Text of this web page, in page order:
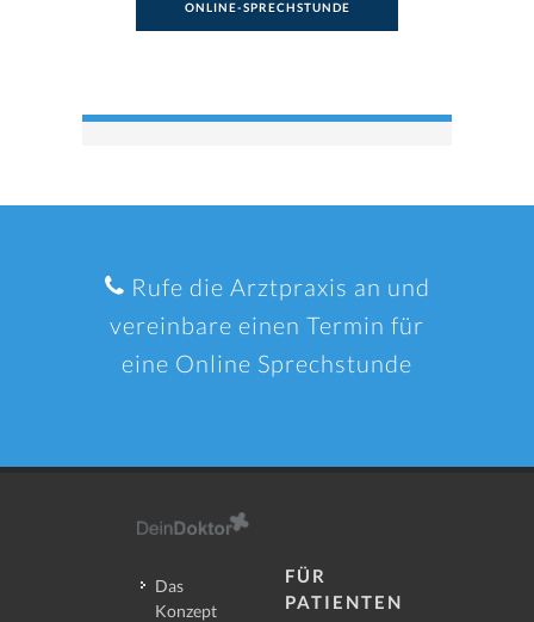
ONLINE-SPRECHSTUNDE
Rufe die Arztpraxis an und
vereinbare einen Termin für
eine Online Sprechstunde
Das
Konzept
FÜR
PATIENTEN